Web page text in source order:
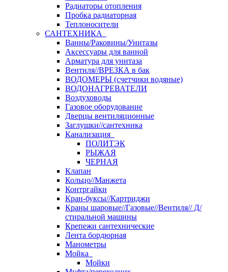
Радиаторы отопления
Пробка радиаторная
Теплоносители
САНТЕХНИКА
Ванны/Раковины/Унитазы
Аксессуары для ванной
Арматура для унитаза
Вентиля//ВРЕЗКА в бак
ВОДОМЕРЫ (счетчики водяные)
ВОДОНАГРЕВАТЕЛИ
Воздуховоды
Газовое оборудование
Дверцы вентиляционные
Заглушки//сантехника
Канализация
ПОЛИТЭК
РЫЖАЯ
ЧЕРНАЯ
Клапан
Кольцо//Манжета
Контргайки
Кран-буксы//Картриджи
Краны шаровые//Газовые//Вентиля// Д/
стиральной машины
Крепежи сантехнические
Лента бордюрная
Манометры
Мойка
Мойки